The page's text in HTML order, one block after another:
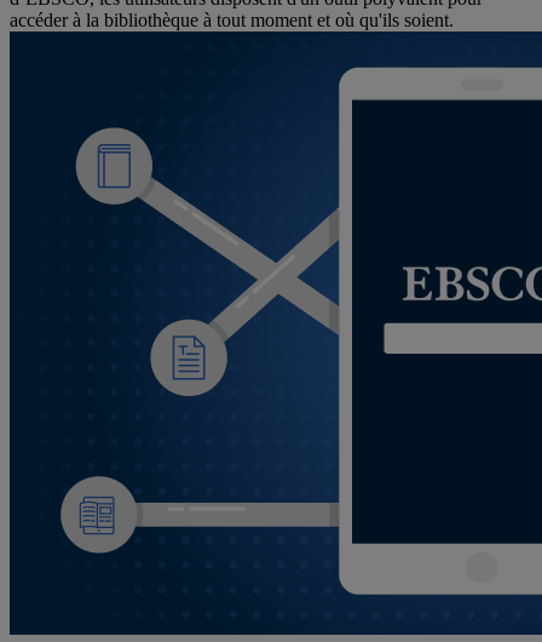
accéder à la bibliothèque à tout moment et où qu'ils soient.